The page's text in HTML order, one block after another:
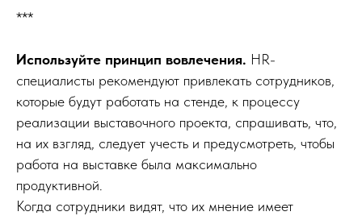
***
Используйте принцип вовлечения. HR-
специалисты рекомендуют привлекать сотрудников,
которые будут работать на стенде, к процессу
реализации выставочного проекта, спрашивать, что,
на их взгляд, следует учесть и предусмотреть, чтобы
работа на выставке была максимально
продуктивной.
Когда сотрудники видят, что их мнение имеет